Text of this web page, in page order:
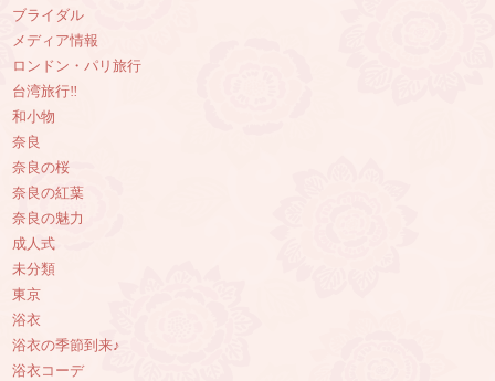
ブライダル
メディア情報
ロンドン・パリ旅行
台湾旅行‼︎
和小物
奈良
奈良の桜
奈良の紅葉
奈良の魅力
成人式
未分類
東京
浴衣
浴衣の季節到来♪
浴衣コーデ